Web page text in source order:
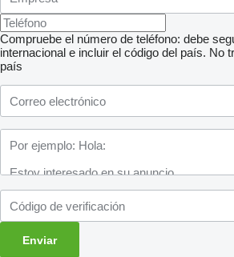
Compruebe el número de teléfono: debe
internacional e incluir el código del país. No
país